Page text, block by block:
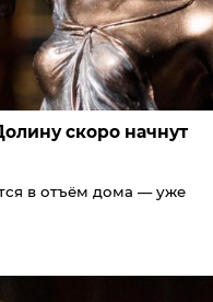
скоро начнут
в отъём дома — уже